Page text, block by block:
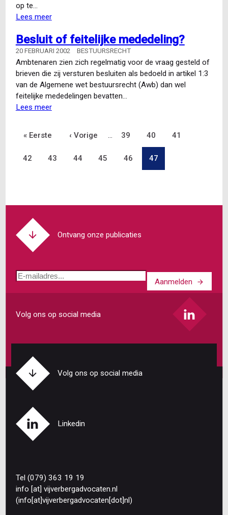
de
voor
gedragingen
tussen
collega’s
op te…
Lees meerover
zieke
herplaatsen,
hoever
gaat
uw
plicht?
Besluit of feitelijke mededeling?
20 FEBRUARI 2002 BESTUURSRECHT
Ambtenaren zien zich regelmatig voor de vraag gesteld of
brieven die zij versturen besluiten als bedoeld in artikel 1:3
van de Algemene wet bestuursrecht (Awb) dan wel
feitelijke mededelingen bevatten…
Lees meerover
feitelijke
Paginering
Eerste
pagina
« Eerste Vorige
pagina
‹ Vorige … Pagina
39 Pagina
40 Pagina
41
Pagina
42 Pagina
43 Pagina
44 Pagina
45 Pagina
46 Pagina
47
Ontvang onze publicaties
E-
Aanmelden
Volg ons op social media
Volg ons op social media
Linkedin
Tel (079) 363 19 19
info [at] vijverbergadvocaten.nl
(info[at]vijverbergadvocaten[dot]nl)